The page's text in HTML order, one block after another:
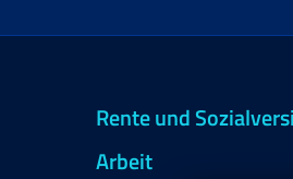
Rente und
Arbeit